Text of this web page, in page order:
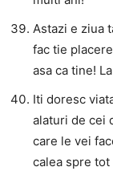
Astazi e ziua
fac tie
asa ca tine!
Iti doresc
alaturi de cei
care le vei
calea spre